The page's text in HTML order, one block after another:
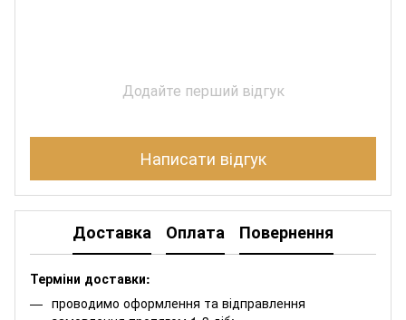
Додайте перший відгук
Написати відгук
Доставка Оплата Повернення
Терміни доставки:
проводимо оформлення та відправлення